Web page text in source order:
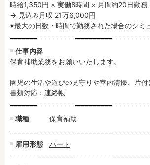
時給1,350円 × 実働8時間 × 月間約20日勤務
→ 見込み月収 21万6,000円
※最大の日数・時間で勤務された場合のシミ
仕事内容
保育補助業務をお願いいたします。
園児の生活や遊びの見守りや室内清掃、片付
書類対応：連絡帳
職種 保育補助
雇用形態 パート
特徴
残業3時間以内
13時までのお仕事
15時まで
13時以降スタート
16時以降
実働5時間以内
土日祝のお仕事
夜勤のお
時給1600円～
社会保険完備
住宅手当
資格不問